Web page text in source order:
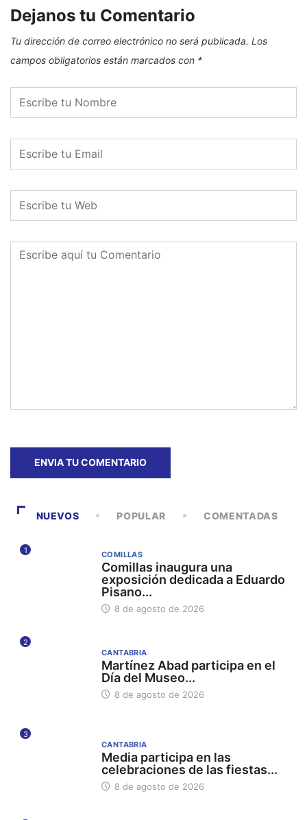
Dejanos tu Comentario
Tu dirección de correo electrónico no será publicada. Los
campos obligatorios están marcados con *
NUEVOS POPULAR COMENTADAS
1 COMILLAS
Comillas inaugura una
exposición dedicada a Eduardo
Pisano...
8 de agosto de 2026
2
CANTABRIA
Martínez Abad participa en el
Día del Museo...
8 de agosto de 2026
3
CANTABRIA
Media participa en las
celebraciones de las fiestas...
8 de agosto de 2026